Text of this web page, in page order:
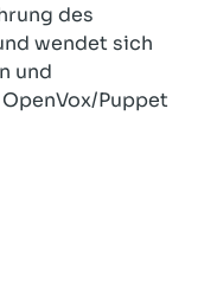
des
wendet sich
und
Puppet